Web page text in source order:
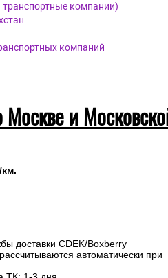
компании)
компаний
Москве и
км.
доставки CDEK/Boxberry
автоматически при